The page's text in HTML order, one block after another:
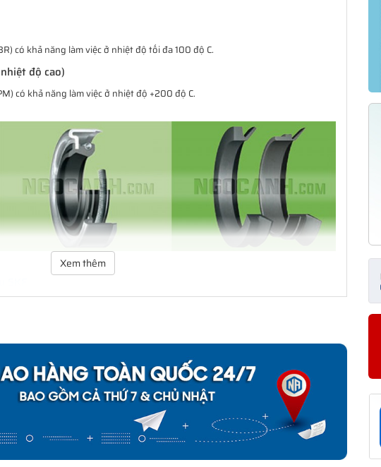
có khả năng làm việc ở nhiệt độ tối đa 100 độ C.
độ cao)
có khả năng làm việc ở nhiệt độ +200 độ C.
xoay. Đa dạng thiết kế có khả năng đáp ứng hầu như toàn bộ tất cả các yêu
làm kín đơn giản mà còn có một dãy sản phẩm đa dạng cho các yêu cầu ứng
giải pháp làm kín cho khách hàng từ thiết kế đến sản xuất số lượng lớn, từ
thế sau đó.
Xem thêm